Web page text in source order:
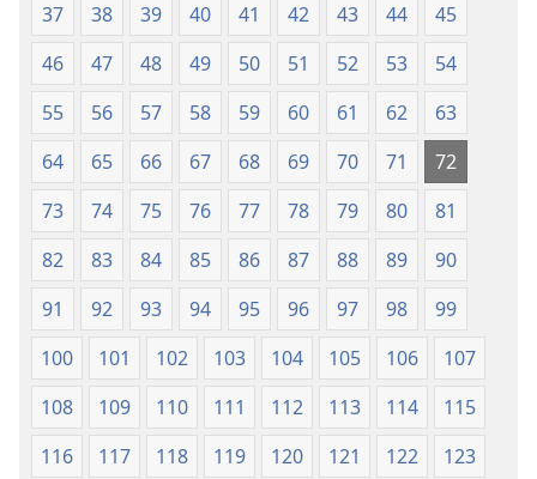
37
38 39 40 41 42 43 44
45
46
47 48 49 50 51 52 53
54
55
56 57 58 59 60 61 62
63
64
65 66 67 68 69 70 71
72
73
74 75 76 77 78 79 80
81
82
83 84 85 86 87 88 89
90
91
92 93 94 95 96 97 98
99
100
101 102 103 104 105 106
107
108
109 110 111 112 113 114
115
116
117 118 119 120 121 122
123